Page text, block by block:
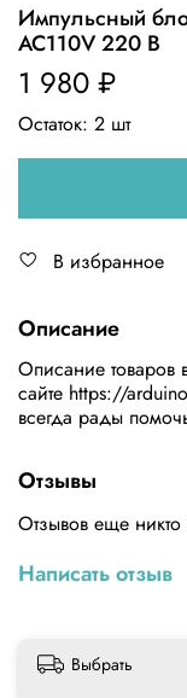
Импульсный
AC110V 220 В
1 980 ₽
Остаток: 2 шт
В избранное
Описание
Описание товаров
сайте https://
вcегда рады
Отзывы
Отзывов еще никто
Написать отзыв
Выбрать